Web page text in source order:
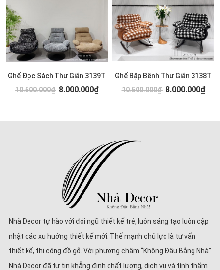
Ghế Đọc Sách Thư Giãn 3139T
10.500.000₫ 8.000.000₫
Ghế Bập Bênh Thư Giãn 3138T
10.500.000₫ 8.000.000₫
Nhà Decor tự hào với đội ngũ thiết kế trẻ, luôn sáng tạo luôn cập
nhật các xu hướng thiết kế mới. Thế mạnh chủ lực là tư vấn
thiết kế, thi công đồ gỗ. Với phương châm “Không Đâu Bằng Nhà”
Nhà Decor đã tự tin khẳng định chất lượng, dịch vụ và tính thẩm